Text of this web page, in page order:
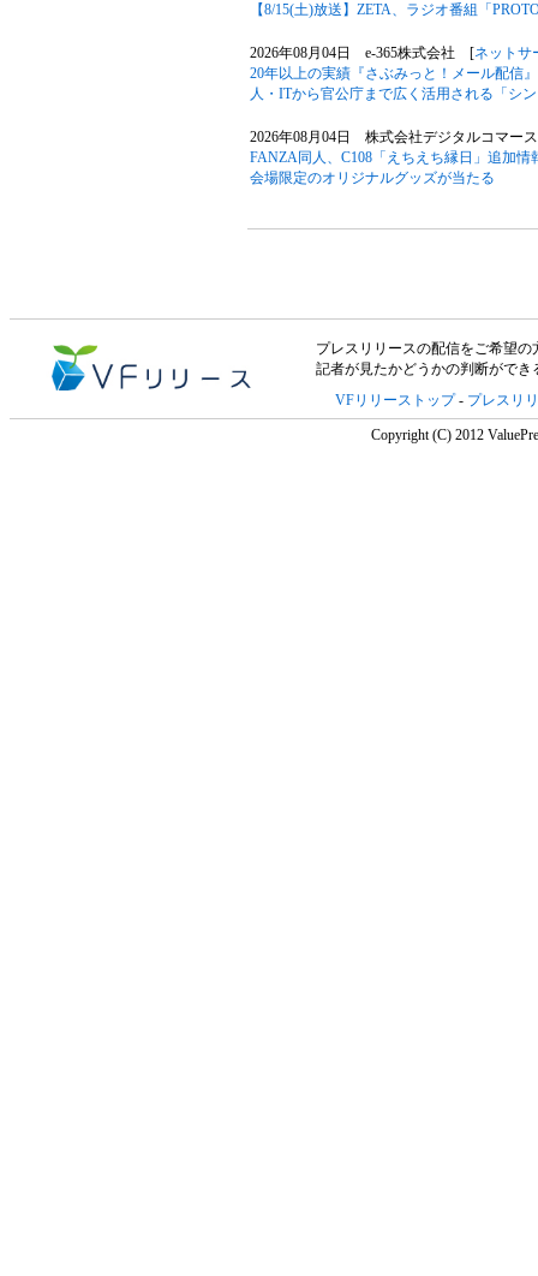
【8/15(土)放送】ZETA、ラジオ番組「
2026年08月04日 e-365株式会社 [ネットサ
20年以上の実績『さぶみっと！メール配信
人・ITから官公庁まで広く活用される「シ
2026年08月04日 株式会社デジタルコマー
FANZA同人、C108「えちえち縁日」追加
会場限定のオリジナルグッズが当たる
プレスリリースの配信をご希望の
記者が見たかどうかの判断がで
VFリリーストップ- プレスリ
Copyright (C) 2012